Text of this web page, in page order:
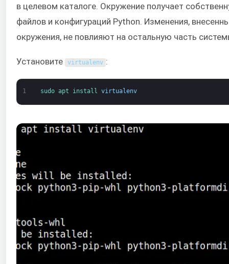
в целевом каталоге. Окружение получает
файлов и конфигураций Python. Изменения,
окружения, не повлияют на остальную часть
Установите virtualenv :
1 sudo apt install virtualenv